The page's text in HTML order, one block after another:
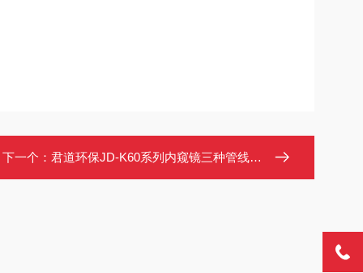
下一个： 君道环保JD-K60系列内窥镜三种管线材质可选更多优惠请详询